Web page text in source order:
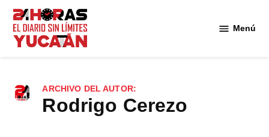
Saltar
contenido
Menú
ARCHIVO DEL AUTOR:
Rodrigo Cerezo